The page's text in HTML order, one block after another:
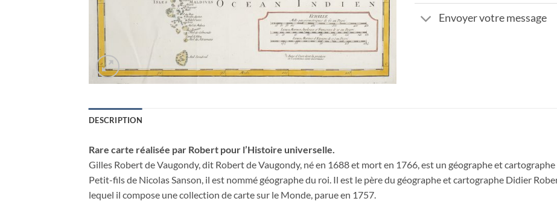
Envoyer votre message
DESCRIPTION
Rare carte réalisée par Robert pour l’Histoire universelle.
Gilles Robert de Vaugondy, dit Robert de Vaugondy, né en 1688 et mort en 1766, est un géographe et cartographe
Petit-fils de Nicolas Sanson, il est nommé géographe du roi. Il est le père du géographe et cartographe Didier
lequel il compose une collection de carte sur le Monde, parue en 1757.